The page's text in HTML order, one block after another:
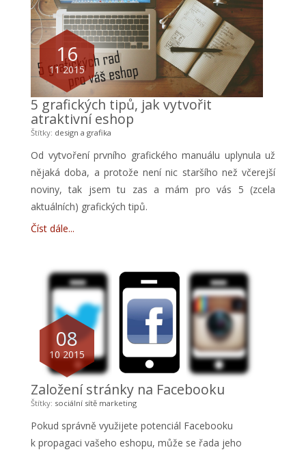
16
11 2015
5 grafických tipů, jak vytvořit
atraktivní eshop
Štítky: design a grafika
Od vytvoření prvního grafického manuálu uplynula už
nějaká doba, a protože není nic staršího než včerejší
noviny, tak jsem tu zas a mám pro vás 5 (zcela
aktuálních) grafických tipů.
Číst dále
08
10 2015
Založení stránky na Facebooku
Štítky: sociální sítě marketing
Pokud správně využijete potenciál Facebooku
k propagaci vašeho eshopu, může se řada jeho